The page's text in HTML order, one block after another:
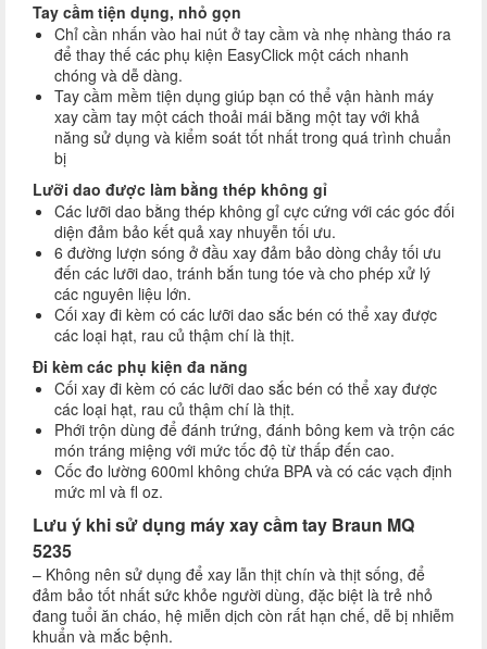
Tay cầm tiện dụng, nhỏ gọn
Chỉ cần nhấn vào hai nút ở tay cầm và nhẹ nhàng tháo ra
để thay thế các phụ kiện EasyClick một cách nhanh
chóng và dễ dàng.
Tay cầm mềm tiện dụng giúp bạn có thể vận hành máy
xay cầm tay một cách thoải mái bằng một tay với khả
năng sử dụng và kiểm soát tốt nhất trong quá trình chuẩn
bị
Lưỡi dao được làm bằng thép không gỉ
Các lưỡi dao bằng thép không gỉ cực cứng với các góc đối
diện đảm bảo kết quả xay nhuyễn tối ưu.
6 đường lượn sóng ở đầu xay đảm bảo dòng chảy tối ưu
đến các lưỡi dao, tránh bắn tung tóe và cho phép xử lý
các nguyên liệu lớn.
Cối xay đi kèm có các lưỡi dao sắc bén có thể xay được
các loại hạt, rau củ thậm chí là thịt.
Đi kèm các phụ kiện đa năng
Cối xay đi kèm có các lưỡi dao sắc bén có thể xay được
các loại hạt, rau củ thậm chí là thịt.
Phới trộn dùng để đánh trứng, đánh bông kem và trộn các
món tráng miệng với mức tốc độ từ thấp đến cao.
Cốc đo lường 600ml không chứa BPA và có các vạch định
mức ml và fl oz.
Lưu ý khi sử dụng máy xay cầm tay Braun MQ
5235
– Không nên sử dụng để xay lẫn thịt chín và thịt sống, để
đảm bảo tốt nhất sức khỏe người dùng, đặc biệt là trẻ nhỏ
đang tuổi ăn cháo, hệ miễn dịch còn rất hạn chế, dễ bị nhiễm
khuẩn và mắc bệnh.